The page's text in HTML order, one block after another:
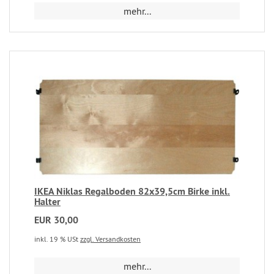
mehr...
IKEA Niklas Regalboden 82x39,5cm Birke inkl.
Halter
EUR 30,00
inkl. 19 % USt zzgl. Versandkosten
mehr...